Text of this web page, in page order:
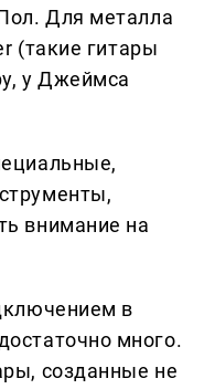
Для металла
(такие гитары
у Джеймса
внимание на
в
много.
созданные не